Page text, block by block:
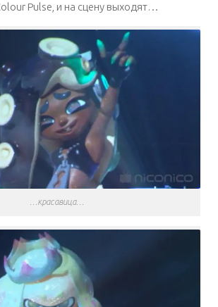
Pulse, и на сцену выходят…
…красавица…